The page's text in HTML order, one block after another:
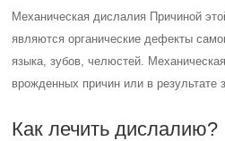
Механическая дислалия Причиной
являются органические дефекты
языка, зубов, челюстей.
врожденных причин или в результате
Как лечить дислалию?